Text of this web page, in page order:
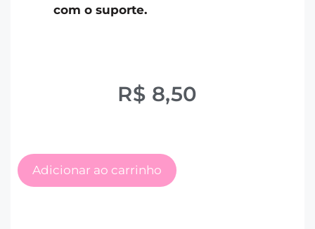
com o suporte.
R$ 8,50
Adicionar ao carrinho